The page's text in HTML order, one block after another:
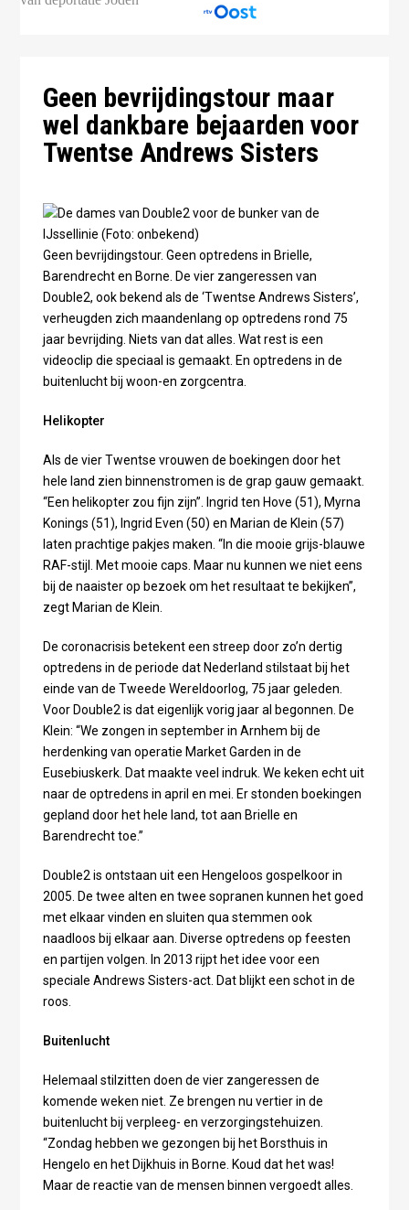
Geen bevrijdingstour maar
wel dankbare bejaarden voor
Twentse Andrews Sisters
Geen bevrijdingstour. Geen optredens in Brielle,
Barendrecht en Borne. De vier zangeressen van
Double2, ook bekend als de ‘Twentse Andrews Sisters’,
verheugden zich maandenlang op optredens rond 75
jaar bevrijding. Niets van dat alles. Wat rest is een
videoclip die speciaal is gemaakt. En optredens in de
buitenlucht bij woon-en zorgcentra.
Helikopter
Als de vier Twentse vrouwen de boekingen door het
hele land zien binnenstromen is de grap gauw gemaakt.
“Een helikopter zou fijn zijn”. Ingrid ten Hove (51), Myrna
Konings (51), Ingrid Even (50) en Marian de Klein (57)
laten prachtige pakjes maken. “In die mooie grijs-blauwe
RAF-stijl. Met mooie caps. Maar nu kunnen we niet eens
bij de naaister op bezoek om het resultaat te bekijken”,
zegt Marian de Klein.
De coronacrisis betekent een streep door zo’n dertig
optredens in de periode dat Nederland stilstaat bij het
einde van de Tweede Wereldoorlog, 75 jaar geleden.
Voor Double2 is dat eigenlijk vorig jaar al begonnen. De
Klein: “We zongen in september in Arnhem bij de
herdenking van operatie Market Garden in de
Eusebiuskerk. Dat maakte veel indruk. We keken echt uit
naar de optredens in april en mei. Er stonden boekingen
gepland door het hele land, tot aan Brielle en
Barendrecht toe.”
Double2 is ontstaan uit een Hengeloos gospelkoor in
2005. De twee alten en twee sopranen kunnen het goed
met elkaar vinden en sluiten qua stemmen ook
naadloos bij elkaar aan. Diverse optredens op feesten
en partijen volgen. In 2013 rijpt het idee voor een
speciale Andrews Sisters-act. Dat blijkt een schot in de
roos.
Buitenlucht
Helemaal stilzitten doen de vier zangeressen de
komende weken niet. Ze brengen nu vertier in de
buitenlucht bij verpleeg- en verzorgingstehuizen.
“Zondag hebben we gezongen bij het Borsthuis in
Hengelo en het Dijkhuis in Borne. Koud dat het was!
Maar de reactie van de mensen binnen vergoedt alles.